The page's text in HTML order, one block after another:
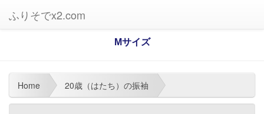
ふりそでx2.com
Mサイズ
Home 20歳（はたち）の振袖